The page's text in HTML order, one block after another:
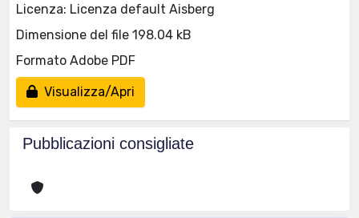
Licenza: Licenza default Aisberg
Dimensione del file 198.04 kB
Formato Adobe PDF
Visualizza/Apri
Pubblicazioni consigliate